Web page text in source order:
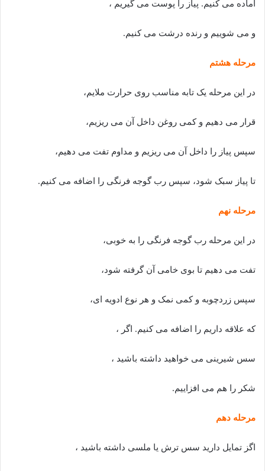
آماده می کنیم. پیاز را پوست می گیریم ،
و می شوییم و رنده درشت می کنیم.
مرحله هشتم
در این مرحله یک تابه مناسب روی حرارت ملایم،
قرار می دهیم و کمی روغن داخل آن می ریزیم،
سپس پیاز را داخل آن می ریزیم و مداوم تفت می دهیم،
تا پیاز سبک شود، سپس رب گوجه فرنگی را اضافه می کنیم.
مرحله نهم
در این مرحله رب گوجه فرنگی را به خوبی،
تفت می دهیم تا بوی خامی آن گرفته شود،
سپس زردچوبه و کمی نمک و هر نوع ادویه ای،
که علاقه داریم را اضافه می کنیم. اگر ،
سس شیرینی می خواهید داشته باشید ،
شکر را هم می افزاییم.
مرحله دهم
اگز تمایل دارید سس ترش یا ملسی داشته باشید ،